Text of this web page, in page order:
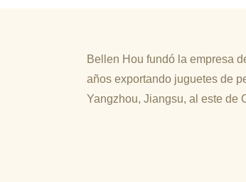
Bellen Hou fundó la empresa
años exportando juguetes de
Yangzhou, Jiangsu, al este de